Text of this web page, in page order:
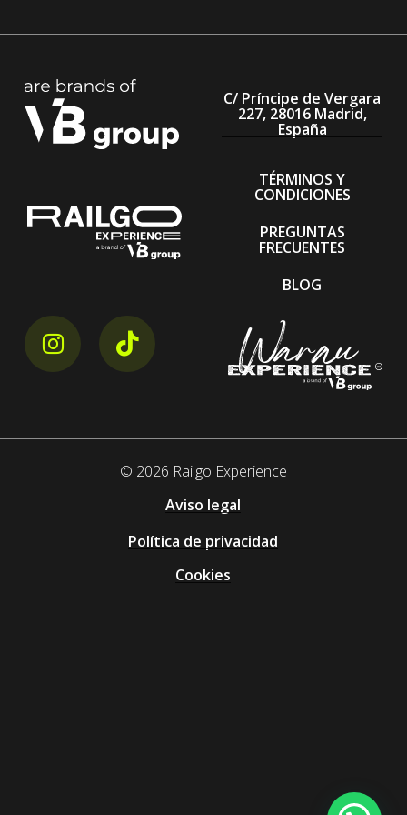
Más info:interrail.eu
C/ Príncipe de Vergara
227, 28016 Madrid,
España
TÉRMINOS Y
CONDICIONES
PREGUNTAS
FRECUENTES
BLOG
instagram link tiktok link
© 2026 Railgo Experience
Aviso legal
Política de privacidad
Cookies